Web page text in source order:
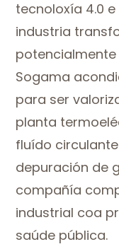
tecnoloxía 4.0
industria
potencialmente
Sogama
para ser
planta
fluído
depuración de
compañía
industrial coa
saúde pública.